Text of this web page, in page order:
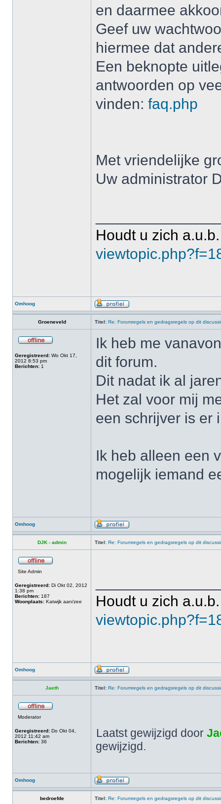
en daarmee
Geef uw
hiermee dat
Een beknopte
antwoorden op
vinden: faq.php
Met vriendelijke
Uw administrator
Houdt u zich
Omhoog
Groeneveld Titel: Re: Forumregels en gedragsregels op dit
Geregistreerd: Wo Okt 17,
2012 8:53 pm
Berichten: 1
Ik heb me
dit forum.
Dit nadat ik al
Het zal voor mij
een schrijver is er
Ik heb alleen een
mogelijk iemand
Omhoog
DJK - admin Titel: Re: Forumregels en gedragsregels op dit
Site Admin
Geregistreerd: Di Okt 02, 2012
1:38 pm
Berichten: 187
Woonplaats: Katwijk aan/zee
Houdt u zich
Omhoog
Jaeth Titel: Re: Forumregels en gedragsregels op dit
Moderator
Geregistreerd: Do Okt 04,
2012 11:42 am
Berichten: 36
Laatst gewijzigd door
gewijzigd.
Omhoog
bedroefde Titel: Re: Forumregels en gedragsregels op dit